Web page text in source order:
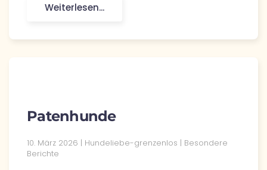
Weiterlesen...
Patenhunde
10. März 2026 | Hundeliebe-grenzenlos | Besondere
Berichte